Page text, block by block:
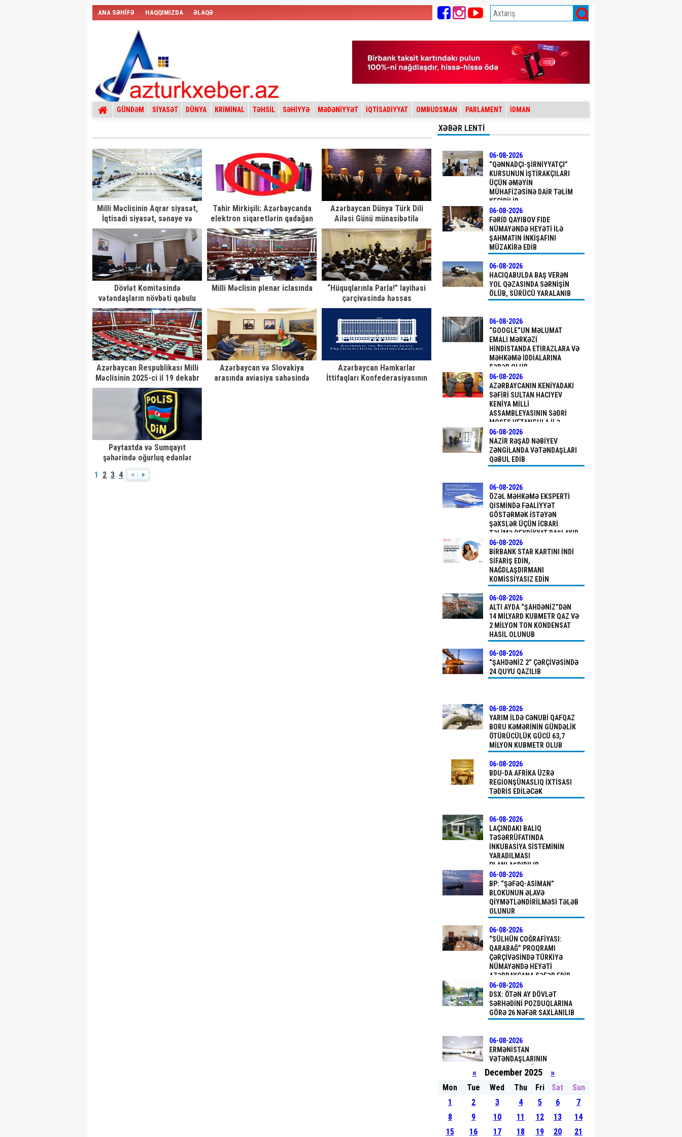
ANA SƏHİFƏ HAQQIMIZDA ƏLAQƏ
GÜNDƏM SİYASƏT DÜNYA KRİMİNAL TƏHSİL SƏHİYYƏ MƏDƏNİYYƏT İQTİSADİYYAT OMBUDSMAN PARLAMENT İDMAN
Milli Məclisinin Aqrar siyasət,
İqtisadi siyasət, sənaye və
sahibkarlıq, Əmək və sosial
siyasət komitələrinin birgə
iclası keçirilib
Tahir Mirkişili: Azərbaycanda
elektron siqaretlərin qadağan
olunması gənclərin sağlamlığına
yönəlmiş məqsədyönlü qərardır
Azərbaycan Dünya Türk Dili
Ailəsi Günü münasibətilə
Ankarada keçirilən tədbirdə
təmsil olunub
Dövlət Komitəsində
vətəndaşların növbəti qəbulu
keçirilib
Milli Məclisin plenar iclasında
“Hüquqlarınla Parla!” layihəsi
çərçivəsində həssas
kateqoriyadan olan uşaqlar
üçün maarifləndirici təlim təşkil
olunub
Azərbaycan Respublikası Milli
Məclisinin 2025-ci il 19 dekabr
tarixli iclasının gündəliyinə
təklif olunan M Ə S Ə L Ə L Ə R
Azərbaycan və Slovakiya
arasında aviasiya sahəsində
Azərbaycan Həmkarlar
İttifaqları Konfederasiyasının
Paytaxtda və Sumqayıt
şəhərində oğurluq edənlər
saxlanılıblar
1 2 3 4
XƏBƏR LENTİ
06-08-2026
“QƏNNADÇI-ŞIRNIYYATÇI”
KURSUNUN IŞTIRAKÇILARI
ÜÇÜN ƏMƏYIN
MÜHAFIZƏSINƏ DAIR TƏLIM
KEÇIRILIB
06-08-2026
FƏRID QAYIBOV FIDE
NÜMAYƏNDƏ HEYƏTI ILƏ
ŞAHMATIN INKIŞAFINI
MÜZAKIRƏ EDIB
06-08-2026
HACIQABULDA BAŞ VERƏN
YOL QƏZASINDA SƏRNIŞIN
ÖLÜB, SÜRÜCÜ YARALANIB
06-08-2026
“GOOGLE”UN MƏLUMAT
EMALI MƏRKƏZI
HINDISTANDA ETIRAZLARA VƏ
MƏHKƏMƏ IDDIALARINA
SƏBƏB OLUB
06-08-2026
AZƏRBAYCANIN KENIYADAKI
SƏFIRI SULTAN HACIYEV
KENIYA MILLI
ASSAMBLEYASININ SƏDRI
MOSES VETANGULA ILƏ
GÖRÜŞÜB
06-08-2026
NAZIR RƏŞAD NƏBIYEV
ZƏNGILANDA VƏTƏNDAŞLARI
QƏBUL EDIB
06-08-2026
ÖZƏL MƏHKƏMƏ EKSPERTI
QISMINDƏ FƏALIYYƏT
GÖSTƏRMƏK ISTƏYƏN
ŞƏXSLƏR ÜÇÜN ICBARI
TƏLIMƏ QEYDIYYAT BAŞLAYIB
06-08-2026
BIRBANK STAR KARTINI INDI
SIFARIŞ EDIN,
NAĞDLAŞDIRMANI
KOMISSIYASIZ EDIN
06-08-2026
ALTI AYDA “ŞAHDƏNIZ”DƏN
14 MILYARD KUBMETR QAZ VƏ
2 MILYON TON KONDENSAT
HASIL OLUNUB
06-08-2026
“ŞAHDƏNIZ 2” ÇƏRÇIVƏSINDƏ
24 QUYU QAZILIB
06-08-2026
YARIM ILDƏ CƏNUBI QAFQAZ
BORU KƏMƏRININ GÜNDƏLIK
ÖTÜRÜCÜLÜK GÜCÜ 63,7
MILYON KUBMETR OLUB
06-08-2026
BDU-DA AFRIKA ÜZRƏ
REGIONŞÜNASLIQ IXTISASI
TƏDRIS EDILƏCƏK
06-08-2026
LAÇINDAKI BALIQ
TƏSƏRRÜFATINDA
INKUBASIYA SISTEMININ
YARADILMASI
PLANLAŞDIRILIR
06-08-2026
BP: “ŞƏFƏQ-ASIMAN”
BLOKUNUN ƏLAVƏ
QIYMƏTLƏNDIRILMƏSI TƏLƏB
OLUNUR
06-08-2026
“SÜLHÜN COĞRAFIYASI:
QARABAĞ” PROQRAMI
ÇƏRÇIVƏSINDƏ TÜRKIYƏ
NÜMAYƏNDƏ HEYƏTI
AZƏRBAYCANA SƏFƏR EDIB
06-08-2026
DSX: ÖTƏN AY DÖVLƏT
SƏRHƏDINI PОZDUQLARINA
GÖRƏ 26 NƏFƏR SAXLANILIB
06-08-2026
ERMƏNISTAN
VƏTƏNDAŞLARININ
ŞIKAYƏTLƏRI ÜZRƏ
APELLYASIYA
MƏHKƏMƏSINDƏ YEKUN
TÜRKIYƏDƏKI BU TARIXI
ABIDƏ UNESCO-NUN DÜNYA
İRSININ İLKIN SIYAHISINA
DAXIL EDILDI
« December 2025 »
Mon Tue Wed Thu Fri Sat
Sun
1
2 3 4 5 6
7
8
9 10 11 12 13
14
15
16 17 18 19 20 21